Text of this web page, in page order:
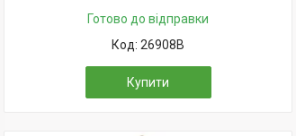
Готово до відправки
26908B
Купити